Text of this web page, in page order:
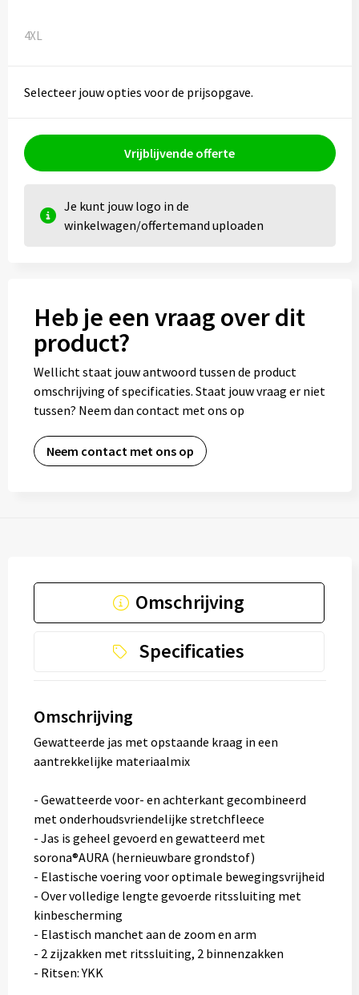
4XL
Selecteer jouw opties voor de prijsopgave.
Vrijblijvende offerte
Je kunt jouw logo in de
winkelwagen/offertemand uploaden
Heb je een vraag over dit
product?
Wellicht staat jouw antwoord tussen de product
omschrijving of specificaties. Staat jouw vraag er niet
tussen? Neem dan contact met ons op
Neem contact met ons op
Omschrijving
Specificaties
Omschrijving
Gewatteerde jas met opstaande kraag in een
aantrekkelijke materiaalmix
- Gewatteerde voor- en achterkant gecombineerd
met onderhoudsvriendelijke stretchfleece
- Jas is geheel gevoerd en gewatteerd met
sorona®AURA (hernieuwbare grondstof)
- Elastische voering voor optimale bewegingsvrijheid
- Over volledige lengte gevoerde ritssluiting met
kinbescherming
- Elastisch manchet aan de zoom en arm
- 2 zijzakken met ritssluiting, 2 binnenzakken
- Ritsen: YKK